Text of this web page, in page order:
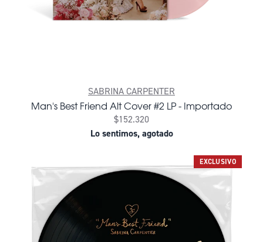
SABRINA CARPENTER
Man's Best Friend Alt Cover #2 LP - Importado
$152.320
Lo sentimos, agotado
EXCLUSIVO